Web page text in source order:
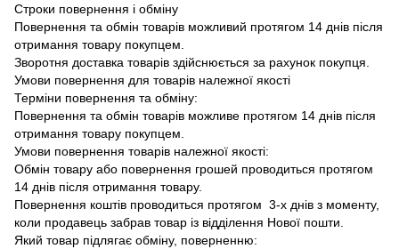
Строки повернення і обміну
Повернення та обмін товарів можливий протягом 14 днів після
отримання товару покупцем.
Зворотня доставка товарів здійснюється за рахунок покупця.
Умови повернення для товарів належної якості
Терміни повернення та обміну:
Повернення та обмін товарів можливе протягом 14 днів після
отримання товару покупцем.
Умови повернення товарів належної якості:
Обмін товару або повернення грошей проводиться протягом
14 днів після отримання товару.
Повернення коштів проводиться протягом 3-х днів з моменту,
коли продавець забрав товар із відділення Нової пошти.
Який товар підлягає обміну, поверненню: